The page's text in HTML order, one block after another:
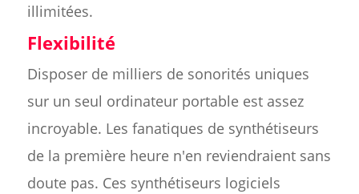
illimitées.
Flexibilité
Disposer de milliers de sonorités uniques
sur un seul ordinateur portable est assez
incroyable. Les fanatiques de synthétiseurs
de la première heure n'en reviendraient sans
doute pas. Ces synthétiseurs logiciels